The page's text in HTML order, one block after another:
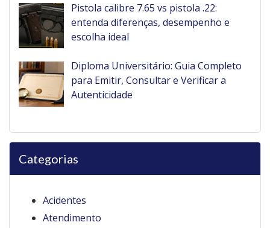
Pistola calibre 7.65 vs pistola .22:
entenda diferenças, desempenho e
escolha ideal
Diploma Universitário: Guia Completo
para Emitir, Consultar e Verificar a
Autenticidade
Categorias
Acidentes
Atendimento